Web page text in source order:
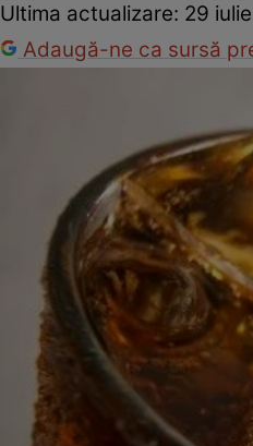
Ultima actualizare: 29
Adaugă-ne ca sursă